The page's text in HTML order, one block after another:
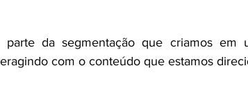
da segmentação que criamos em
com o conteúdo que estamos